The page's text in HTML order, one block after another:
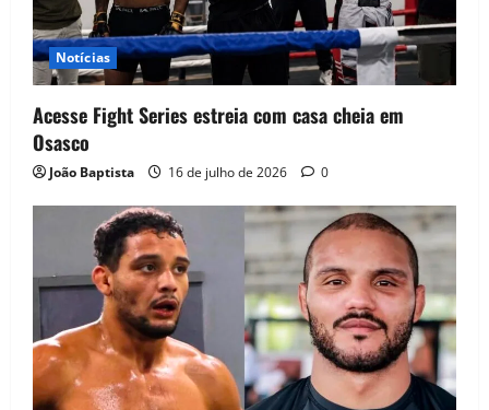
Notícias
Acesse Fight Series estreia com casa cheia em
Osasco
João Baptista 16 de julho de 2026 0